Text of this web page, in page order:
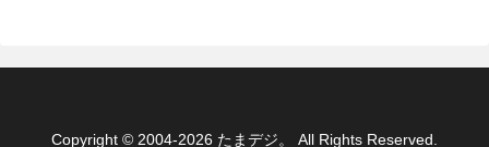
Copyright © 2004-2026 たまデジ。 All Rights Reserved.